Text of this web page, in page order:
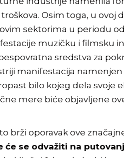
Osim toga, u ovoj
sektorima u periodu
muzičku i filmsku
sredstva za
manifestacija
bilo kojeg dela svoje
mere biće objavljene
brži oporavak ove
će se odvažiti na